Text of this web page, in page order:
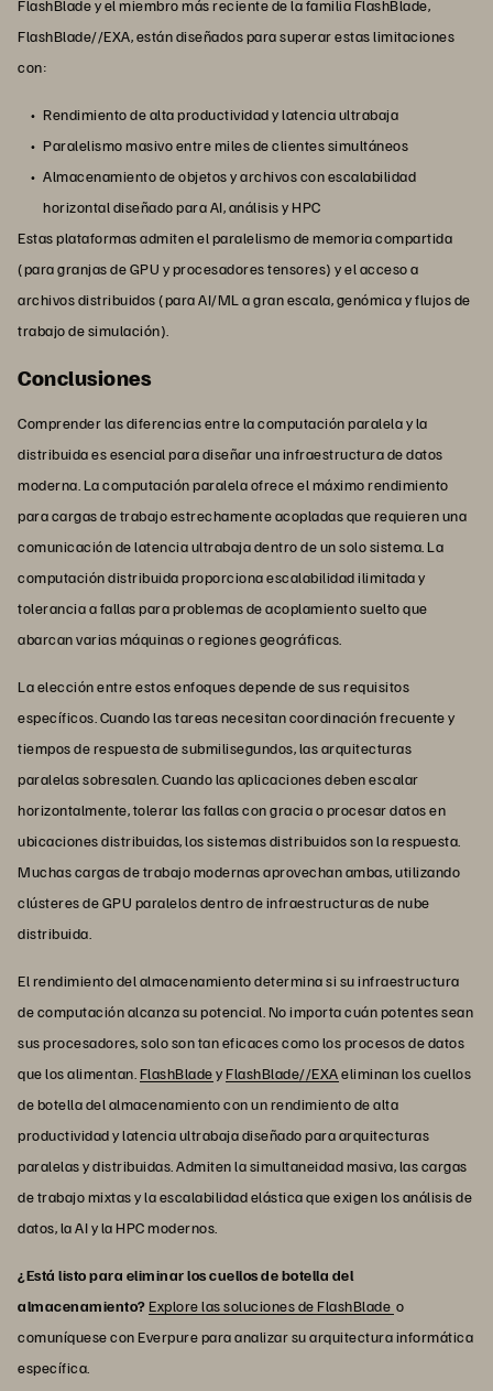
FlashBlade y el miembro más reciente de la familia FlashBlade,
FlashBlade//EXA, están diseñados para superar estas limitaciones
con:
Rendimiento de alta productividad y latencia ultrabaja
Paralelismo masivo entre miles de clientes simultáneos
Almacenamiento de objetos y archivos con escalabilidad
horizontal diseñado para AI, análisis y HPC
Estas plataformas admiten el paralelismo de memoria compartida
(para granjas de GPU y procesadores tensores) y el acceso a
archivos distribuidos (para AI/ML a gran escala, genómica y flujos de
trabajo de simulación).
Conclusiones
Comprender las diferencias entre la computación paralela y la
distribuida es esencial para diseñar una infraestructura de datos
moderna. La computación paralela ofrece el máximo rendimiento
para cargas de trabajo estrechamente acopladas que requieren una
comunicación de latencia ultrabaja dentro de un solo sistema. La
computación distribuida proporciona escalabilidad ilimitada y
tolerancia a fallas para problemas de acoplamiento suelto que
abarcan varias máquinas o regiones geográficas.
La elección entre estos enfoques depende de sus requisitos
específicos. Cuando las tareas necesitan coordinación frecuente y
tiempos de respuesta de submilisegundos, las arquitecturas
paralelas sobresalen. Cuando las aplicaciones deben escalar
horizontalmente, tolerar las fallas con gracia o procesar datos en
ubicaciones distribuidas, los sistemas distribuidos son la respuesta.
Muchas cargas de trabajo modernas aprovechan ambas, utilizando
clústeres de GPU paralelos dentro de infraestructuras de nube
distribuida.
El rendimiento del almacenamiento determina si su infraestructura
de computación alcanza su potencial. No importa cuán potentes sean
sus procesadores, solo son tan eficaces como los procesos de datos
que los alimentan. FlashBladeyFlashBlade//EXAeliminan los cuellos
de botella del almacenamiento con un rendimiento de alta
productividad y latencia ultrabaja diseñado para arquitecturas
paralelas y distribuidas. Admiten la simultaneidad masiva, las cargas
de trabajo mixtas y la escalabilidad elástica que exigen los análisis de
datos, la AI y la HPC modernos.
¿Está listo para eliminar los cuellos de botella del
almacenamiento?Explore las soluciones de FlashBlade o
comuníquese con Everpure para analizar su arquitectura informática
específica.